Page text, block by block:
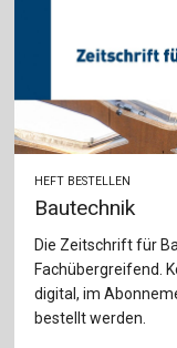
HEFT BESTELLEN
Bautechnik
Die Zeitschrift für
Fachübergreifend.
digital, im
bestellt werden.